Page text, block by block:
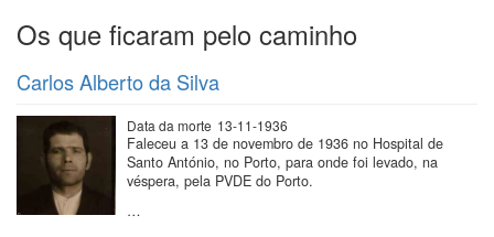
Os que ficaram pelo caminho
Carlos Alberto da Silva
Data da morte 13-11-1936
Faleceu a 13 de novembro de 1936 no Hospital de
Santo António, no Porto, para onde foi levado, na
véspera, pela PVDE do Porto.
…